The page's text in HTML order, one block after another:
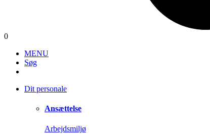
0
MENU
Søg
Dit personale
Ansættelse
Arbejdsmiljø